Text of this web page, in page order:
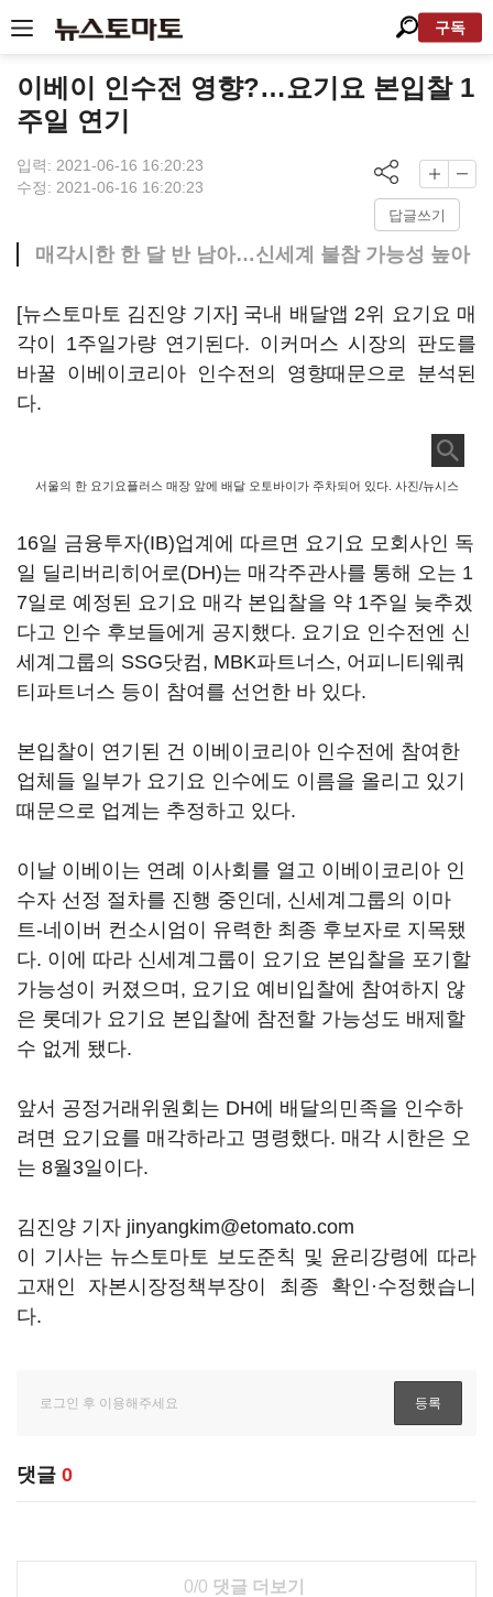
구독
이베이 인수전 영향?…요기요 본입찰 1
주일 연기
입력: 2021-06-16 16:20:23
수정: 2021-06-16 16:20:23
답글쓰기
매각시한 한 달 반 남아…신세계 불참 가능성 높아
[뉴스토마토 김진양 기자] 국내 배달앱 2위 요기요 매
각이 1주일가량 연기된다. 이커머스 시장의 판도를
바꿀 이베이코리아 인수전의 영향때문으로 분석된
다.
서울의 한 요기요플러스 매장 앞에 배달 오토바이가 주차되어 있다. 사진/뉴시스
16일 금융투자(IB)업계에 따르면 요기요 모회사인 독
일 딜리버리히어로(DH)는 매각주관사를 통해 오는 1
7일로 예정된 요기요 매각 본입찰을 약 1주일 늦추겠
다고 인수 후보들에게 공지했다. 요기요 인수전엔 신
세계그룹의 SSG닷컴, MBK파트너스, 어피니티웨쿼
티파트너스 등이 참여를 선언한 바 있다.
본입찰이 연기된 건 이베이코리아 인수전에 참여한
업체들 일부가 요기요 인수에도 이름을 올리고 있기
때문으로 업계는 추정하고 있다.
이날 이베이는 연례 이사회를 열고 이베이코리아 인
수자 선정 절차를 진행 중인데, 신세계그룹의 이마
트-네이버 컨소시엄이 유력한 최종 후보자로 지목됐
다. 이에 따라 신세계그룹이 요기요 본입찰을 포기할
가능성이 커졌으며, 요기요 예비입찰에 참여하지 않
은 롯데가 요기요 본입찰에 참전할 가능성도 배제할
수 없게 됐다.
앞서 공정거래위원회는 DH에 배달의민족을 인수하
려면 요기요를 매각하라고 명령했다. 매각 시한은 오
는 8월3일이다.
김진양 기자 jinyangkim@etomato.com
이 기사는 뉴스토마토 보도준칙 및 윤리강령에 따라
고재인 자본시장정책부장이 최종 확인·수정했습니
다.
댓글 0
0/0 댓글 더보기